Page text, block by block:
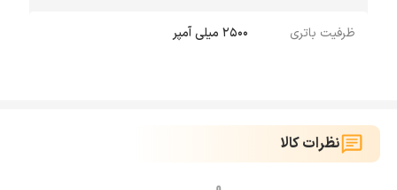
ظرفیت باتری 2500 میلی آمپر
نظرات کالا